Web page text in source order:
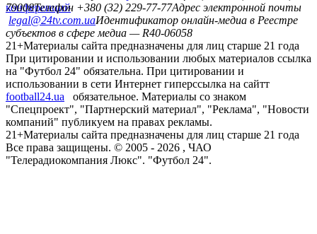
конференций
79008Телефон +380 (32) 229-77-77Адрес электронной почты
legal@24tv.com.uaИдентификатор онлайн-медиа в Реестре
субъектов в сфере медиа — R40-06058
21+Материалы сайта предназначены для лиц старше 21 года
При цитировании и использовании любых материалов ссылка
на "Футбол 24" обязательна. При цитировании и
использовании в сети Интернет гиперссылка на сайтт
football24.ua
обязательное. Материалы со знаком
"Спецпроект", "Партнерский материал", "Реклама", "Новости
компаний" публикуем на правах рекламы.
21+Материалы сайта предназначены для лиц старше 21 года
Все права защищены. © 2005 - 2026 , ЧАО
"Телерадиокомпания Люкс". "Футбол 24".